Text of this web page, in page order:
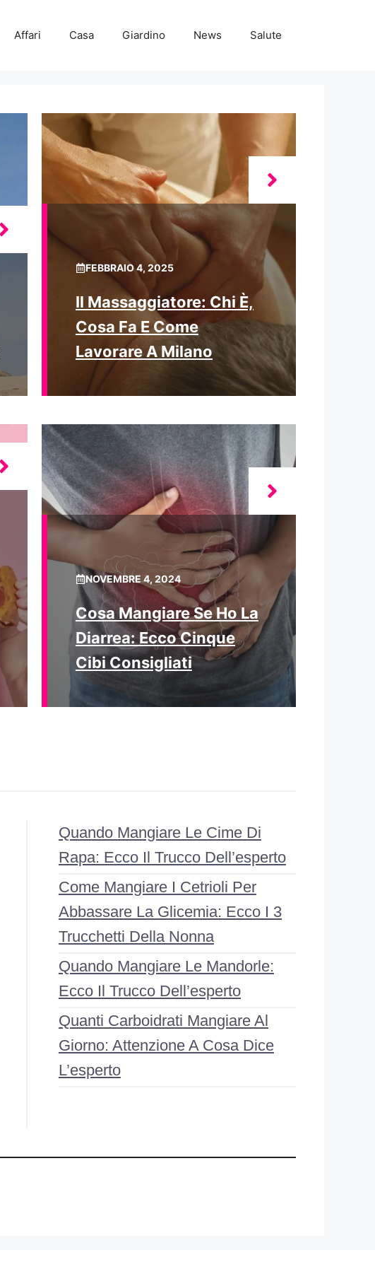
Affari Casa Giardino News Salute
FEBBRAIO 4, 2025
Il Massaggiatore: Chi È,
Cosa Fa E Come
Lavorare A Milano
NOVEMBRE 4, 2024
Cosa Mangiare Se Ho La
Diarrea: Ecco Cinque
Cibi Consigliati
Quando Mangiare Le Cime Di
Rapa: Ecco Il Trucco Dell’esperto
Come Mangiare I Cetrioli Per
Abbassare La Glicemia: Ecco I 3
Trucchetti Della Nonna
Quando Mangiare Le Mandorle:
Ecco Il Trucco Dell’esperto
Quanti Carboidrati Mangiare Al
Giorno: Attenzione A Cosa Dice
L’esperto